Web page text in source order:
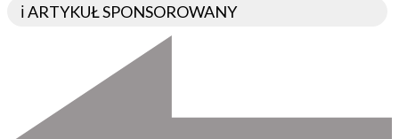
ℹ️ ARTYKUŁ SPONSOROWANY